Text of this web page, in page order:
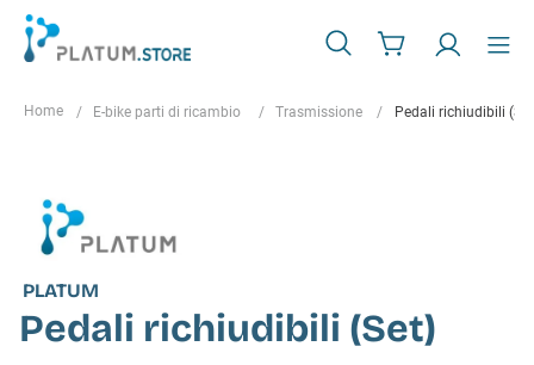
E-bike parti di ricambio Trasmissione Pedali richiudibili
PLATUM
Pedali richiudibili (Set)